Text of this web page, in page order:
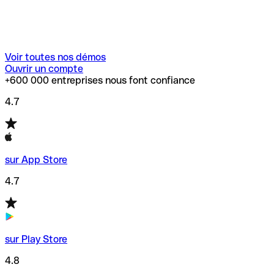
Voir toutes nos démos
Ouvrir un compte
+600 000 entreprises nous font confiance
4.7
sur App Store
4.7
sur Play Store
4.8